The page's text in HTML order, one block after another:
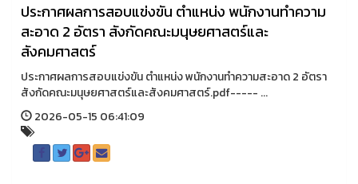
ประกาศผลการสอบแข่งขัน ตำแหน่ง พนักงานทำความ
สะอาด 2 อัตรา สังกัดคณะมนุษยศาสตร์และ
สังคมศาสตร์
ประกาศผลการสอบแข่งขัน ตำแหน่ง พนักงานทำความสะอาด 2 อัตรา
สังกัดคณะมนุษยศาสตร์และสังคมศาสตร์.pdf----- ...
2026-05-15 06:41:09